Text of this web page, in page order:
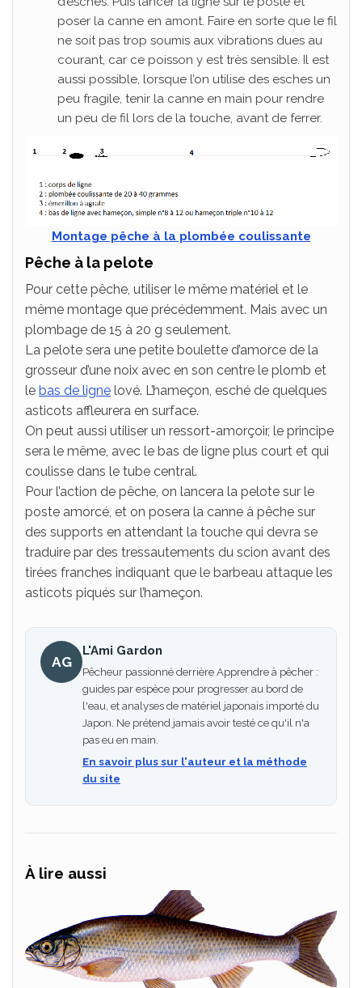
poser la canne en amont. Faire en sorte que le fil
ne soit pas trop soumis aux vibrations dues au
courant, car ce poisson y est très sensible. Il est
aussi possible, lorsque l’on utilise des esches un
peu fragile, tenir la canne en main pour rendre
un peu de fil lors de la touche, avant de ferrer.
Montage pêche à la plombée coulissante
Pêche à la pelote
Pour cette pêche, utiliser le même matériel et le
même montage que précédemment. Mais avec un
plombage de 15 à 20 g seulement.
La pelote sera une petite boulette d’amorce de la
grosseur d’une noix avec en son centre le plomb et
le bas de ligne lové. L’hameçon, esché de quelques
asticots affleurera en surface.
On peut aussi utiliser un ressort-amorçoir, le principe
sera le même, avec le bas de ligne plus court et qui
coulisse dans le tube central.
Pour l’action de pêche, on lancera la pelote sur le
poste amorcé, et on posera la canne à pêche sur
des supports en attendant la touche qui devra se
traduire par des tressautements du scion avant des
tirées franches indiquant que le barbeau attaque les
asticots piqués sur l’hameçon.
AG
L'Ami Gardon
Pêcheur passionné derrière Apprendre à pêcher :
guides par espèce pour progresser au bord de
l'eau, et analyses de matériel japonais importé du
Japon. Ne prétend jamais avoir testé ce qu'il n'a
pas eu en main.
En savoir plus sur l'auteur et la méthode
du site
À lire aussi